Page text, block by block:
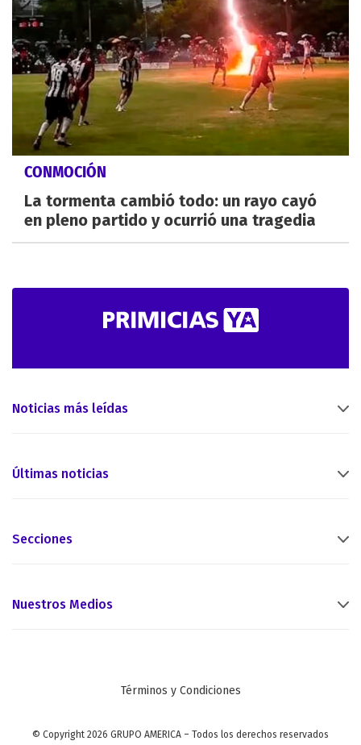
CONMOCIÓN
La tormenta cambió todo: un rayo cayó
en pleno partido y ocurrió una tragedia
Noticias más leídas
Últimas noticias
Secciones
Nuestros Medios
Términos y Condiciones
© Copyright 2026 GRUPO AMERICA – Todos los derechos reservados